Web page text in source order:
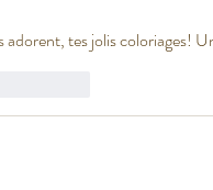
adorent, tes jolis coloriages!